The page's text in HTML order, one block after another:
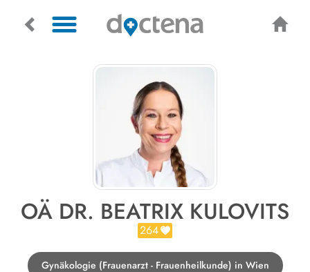
OÄ DR. BEATRIX KULOVITS
264
Gynäkologie (Frauenarzt - Frauenheilkunde) in Wien